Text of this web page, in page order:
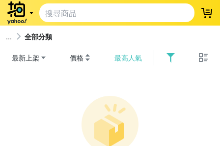
登
全部分類
最新上架 價格 最高人氣